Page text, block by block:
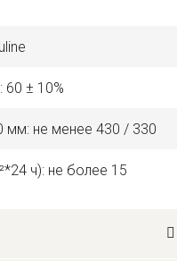
60 ± 10%
мм: не менее 430 / 330
ч): не более 15